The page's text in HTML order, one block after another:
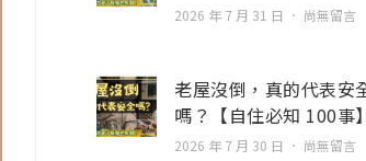
2026 年 7 月 31 日 尚無留言
老屋沒倒，真的代表安
嗎？【自住必知 100事】
2026 年 7 月 30 日 尚無留言